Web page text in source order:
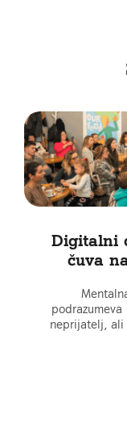
Digitalni
čuva
neprijatelj, ali